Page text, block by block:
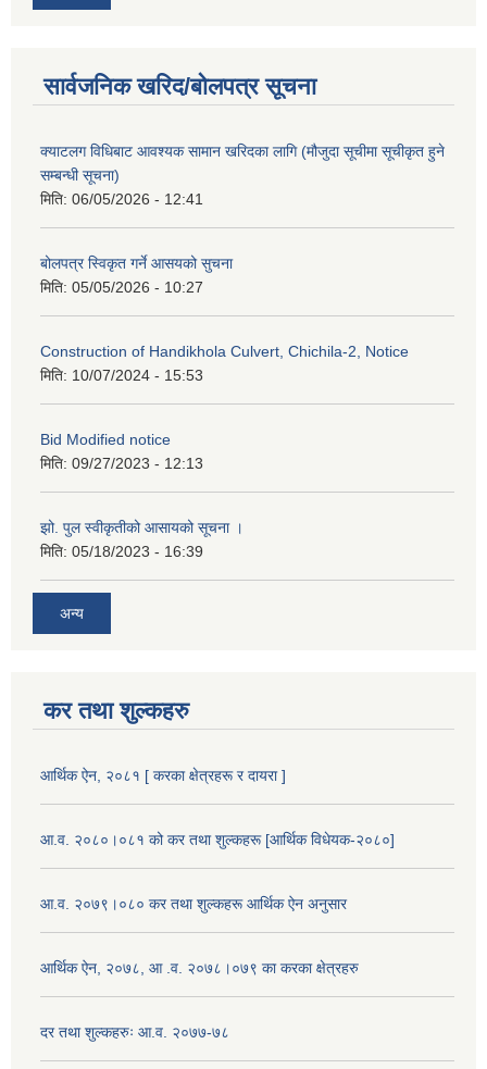
सार्वजनिक खरिद/बोलपत्र सूचना
क्याटलग विधिबाट आवश्यक सामान खरिदका लागि (मौजुदा सूचीमा सूचीकृत हुने
सम्बन्धी सूचना)
मिति: 06/05/2026 - 12:41
बोलपत्र स्विकृत गर्ने आसयको सुचना
मिति: 05/05/2026 - 10:27
Construction of Handikhola Culvert, Chichila-2, Notice
मिति: 10/07/2024 - 15:53
Bid Modified notice
मिति: 09/27/2023 - 12:13
झो. पुल स्वीकृतीको आसायको सूचना ।
मिति: 05/18/2023 - 16:39
अन्य
कर तथा शुल्कहरु
आर्थिक ऐन, २०८१ [ करका क्षेत्रहरू र दायरा ]
आ.व. २०८०।०८१ को कर तथा शुल्कहरू [आर्थिक विधेयक-२०८०]
आ.व. २०७९।०८० कर तथा शुल्कहरू आर्थिक ऐन अनुसार
आर्थिक ऐन, २०७८, आ .व. २०७८।०७९ का करका क्षेत्रहरु
दर तथा शुल्कहरुः आ.व. २०७७-७८